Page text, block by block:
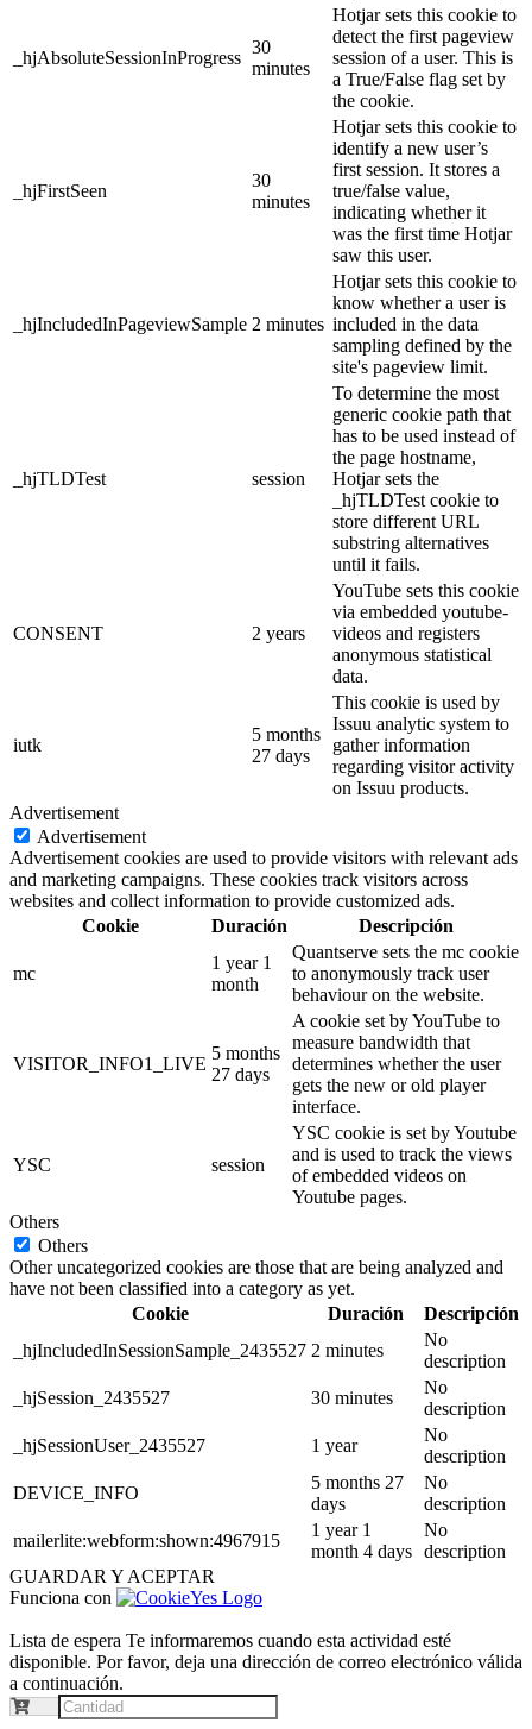
_hjAbsoluteSessionInProgress
30
minutes
Hotjar sets this cookie to
detect the first pageview
session of a user. This is
a True/False flag set by
the cookie.
_hjFirstSeen
30
minutes
Hotjar sets this cookie to
identify a new user’s
first session. It stores a
true/false value,
indicating whether it
was the first time Hotjar
saw this user.
_hjIncludedInPageviewSample 2 minutes
Hotjar sets this cookie to
know whether a user is
included in the data
sampling defined by the
site's pageview limit.
_hjTLDTest session
To determine the most
generic cookie path that
has to be used instead of
the page hostname,
Hotjar sets the
_hjTLDTest cookie to
store different URL
substring alternatives
until it fails.
CONSENT 2 years
YouTube sets this cookie
via embedded youtube-
videos and registers
anonymous statistical
data.
iutk
5 months
27 days
This cookie is used by
Issuu analytic system to
gather information
regarding visitor activity
on Issuu products.
Advertisement
Advertisement
Advertisement cookies are used to provide visitors with relevant ads
and marketing campaigns. These cookies track visitors across
websites and collect information to provide customized ads.
Cookie
Duración Descripción
mc
1 year 1
month
Quantserve sets the mc cookie
to anonymously track user
behaviour on the website.
VISITOR_INFO1_LIVE
5 months
27 days
A cookie set by YouTube to
measure bandwidth that
determines whether the user
gets the new or old player
interface.
YSC session
YSC cookie is set by Youtube
and is used to track the views
of embedded videos on
Youtube pages.
Others
Others
Other uncategorized cookies are those that are being analyzed and
have not been classified into a category as yet.
Cookie
Duración
Descripción
_hjIncludedInSessionSample_2435527 2 minutes
No
description
_hjSession_2435527
30 minutes
No
description
_hjSessionUser_2435527
1 year
No
description
DEVICE_INFO
5 months 27
days
No
description
mailerlite:webform:shown:4967915
1 year 1
month 4 days
No
description
GUARDAR Y ACEPTAR
Funciona con
Lista de espera Te informaremos cuando esta actividad esté
disponible. Por favor, deja una dirección de correo electrónico válida
a continuación.